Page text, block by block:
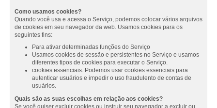
Como usamos cookies?
Quando você usa e acessa o Serviço, podemos colocar vários arquivos
de cookies em seu navegador da web. Usamos cookies para os
seguintes fins:
Para ativar determinadas funções do Serviço
Usamos cookies de sessão e persistentes no Serviço e usamos
diferentes tipos de cookies para executar o Serviço.
cookies essenciais. Podemos usar cookies essenciais para
autenticar usuários e impedir o uso fraudulento de contas de
usuários.
Quais são as suas escolhas em relação aos cookies?
Se você quiser excluir cookies ou instruir seu navegador a excluir ou